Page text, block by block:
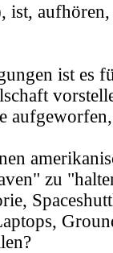
ist,
ist es
zu